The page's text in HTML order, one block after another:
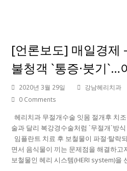
[언론보도] 매일경제
불청객 `통증·붓기`…
2020년 3월 29일 강남헤리치과
0 Comments
헤리치과 무절개수술 잇몸 절개후 치
술과 달리 복강경수술처럼 `무절개`방
임플란트 치료 후 보철물이 파절·탈락
면서 음식물이 끼는 문제점을 해결하고
보철물인 헤리 시스템(HERI system)을